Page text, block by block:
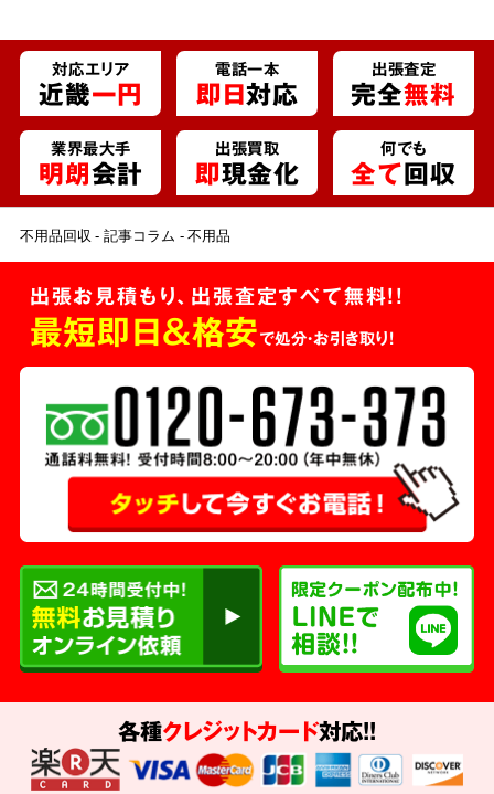
対応エリア
近畿一円
電話一本
即日対応
出張査定
完全無料
業界最大手
明朗会計
出張買取
即現金化
何でも
全て回収
不用品回収 記事コラム 不用品
出張お見積もり、出張査定すべて無料!!
最短即日＆格安で処分・お引き取り！
各種クレジットカード対応!!